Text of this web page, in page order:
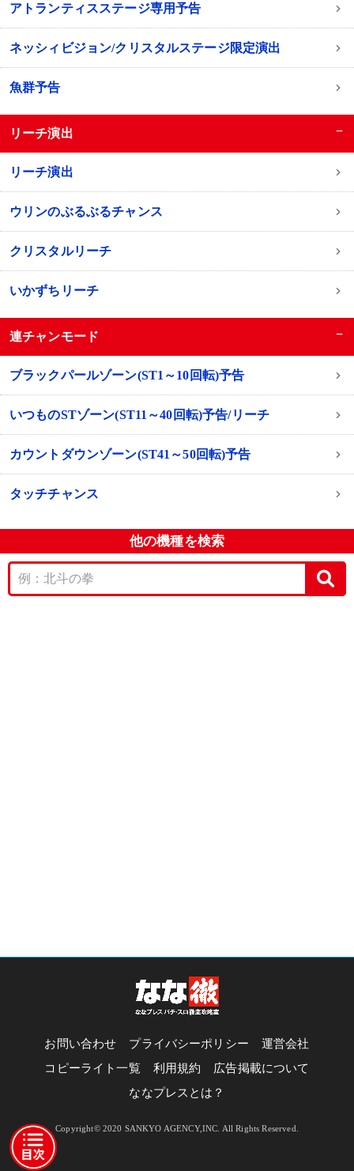
アトランティスステージ専用予告
ネッシィビジョン/クリスタルステージ限定演出
魚群予告
リーチ演出 −
リーチ演出
ウリンのぶるぶるチャンス
クリスタルリーチ
いかずちリーチ
連チャンモード −
ブラックパールゾーン(ST1～10回転)予告
いつものSTゾーン(ST11～40回転)予告/リーチ
カウントダウンゾーン(ST41～50回転)予告
タッチチャンス
他の機種を検索
お問い合わせ プライバシーポリシー
運営会社
コピーライト一覧
利用規約
広告掲載について
ななプレスとは？
Copyright© 2020 SANKYO AGENCY,INC. All Rights Reserved.